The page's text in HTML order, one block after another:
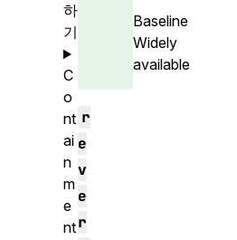
Baseline
Widely
available
r
e
v
e
r
하
기
C
o
nt
ai
n
m
e
nt